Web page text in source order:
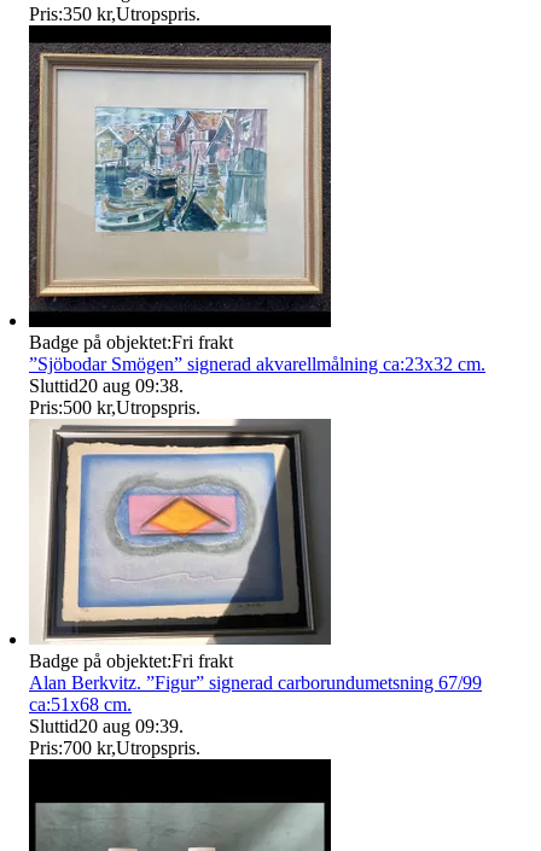
Pris:350 kr,Utropspris.
Badge på objektet:Fri frakt
”Sjöbodar Smögen” signerad akvarellmålning ca:23x32 cm.
Sluttid20 aug 09:38.
Pris:500 kr,Utropspris.
Badge på objektet:Fri frakt
Alan Berkvitz. ”Figur” signerad carborundumetsning 67/99
ca:51x68 cm.
Sluttid20 aug 09:39.
Pris:700 kr,Utropspris.